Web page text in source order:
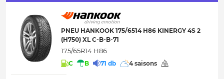
PNEU HANKOOK 175/6514 H86 KINERGY 4S 2
(H750) XL C-B-B-71
175/65R14 H86
C B 71 db 4 saisons